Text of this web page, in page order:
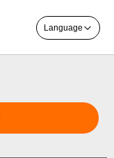
Language